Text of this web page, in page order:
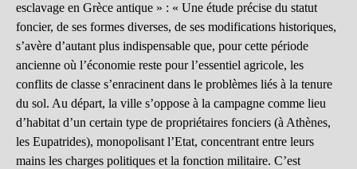
esclavage en Grèce antique » : « Une étude précise du statut
foncier, de ses formes diverses, de ses modifications historiques,
s’avère d’autant plus indispensable que, pour cette période
ancienne où l’économie reste pour l’essentiel agricole, les
conflits de classe s’enracinent dans le problèmes liés à la tenure
du sol. Au départ, la ville s’oppose à la campagne comme lieu
d’habitat d’un certain type de propriétaires fonciers (à Athènes,
les Eupatrides), monopolisant l’Etat, concentrant entre leurs
mains les charges politiques et la fonction militaire. C’est